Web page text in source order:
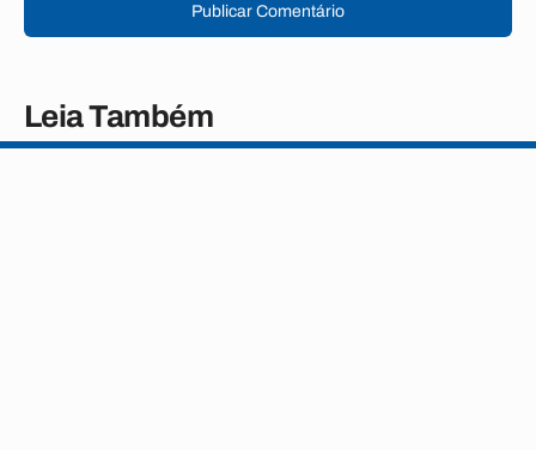
Publicar Comentário
Leia Também